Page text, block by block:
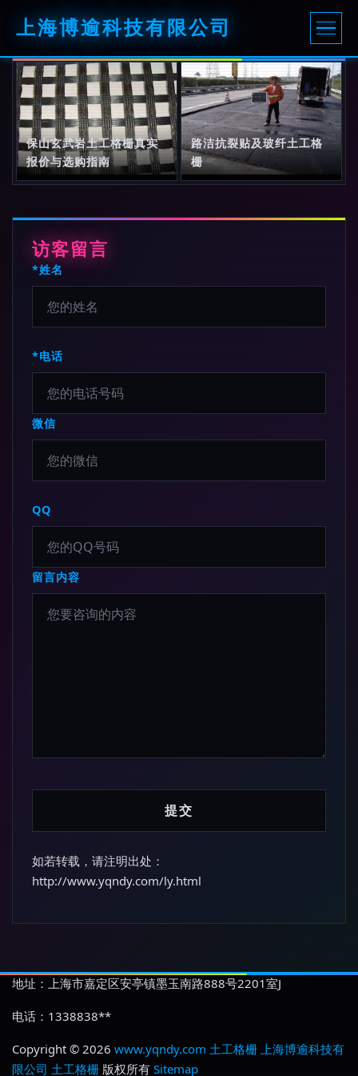
上海博逾科技有限公司
保山玄武岩土工格栅真实
报价与选购指南
路洁抗裂贴及玻纤土工格
栅
访客留言
*姓名
*电话
微信
QQ
留言内容
如若转载，请注明出处：
http://www.yqndy.com/ly.html
地址：上海市嘉定区安亭镇墨玉南路888号2201室J
电话：1338838**
Copyright © 2026 www.yqndy.com 土工格栅 上海博逾科技有
限公司 土工格栅 版权所有 Sitemap